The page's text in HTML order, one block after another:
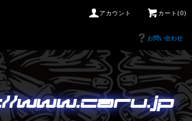
アカウント カート(0)
お問い合わせ